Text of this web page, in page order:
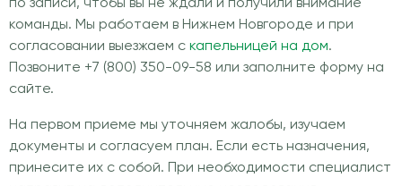
по записи, чтобы вы не ждали и получили внимание
команды. Мы работаем в Нижнем Новгороде и при
согласовании выезжаем с капельницей на дом.
Позвоните +7 (800) 350-09-58 или заполните форму на
сайте.
На первом приеме мы уточняем жалобы, изучаем
документы и согласуем план. Если есть назначения,
принесите их с собой. При необходимости специалист